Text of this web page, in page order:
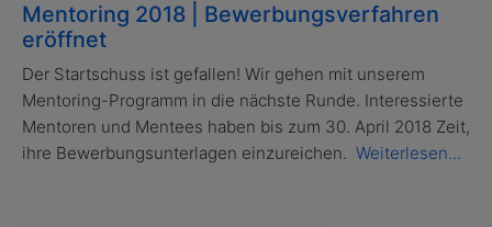
Mentoring 2018 | Bewerbungsverfahren
eröffnet
Der Startschuss ist gefallen! Wir gehen mit unserem
Mentoring-Programm in die nächste Runde. Interessierte
Mentoren und Mentees haben bis zum 30. April 2018 Zeit,
ihre Bewerbungsunterlagen einzureichen. Weiterlesen...